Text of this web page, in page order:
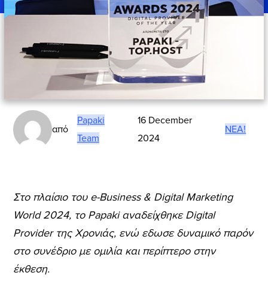
από
Papaki
Team
16 December
2024
ΝΈΑ!
Στο πλαίσιο του e-Business & Digital Marketing
World 2024, το Papaki αναδείχθηκε Digital
Provider της Χρονιάς, ενώ εδωσε δυναμικό παρόν
στο συνέδριο με ομιλία και περίπτερο στην
έκθεση.